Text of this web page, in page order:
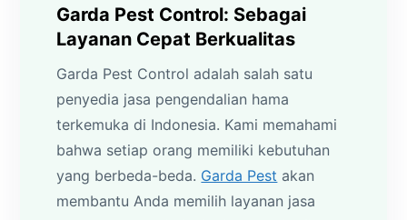
Garda Pest Control: Sebagai
Layanan Cepat Berkualitas
Garda Pest Control adalah salah satu
penyedia jasa pengendalian hama
terkemuka di Indonesia. Kami memahami
bahwa setiap orang memiliki kebutuhan
yang berbeda-beda. Garda Pest akan
membantu Anda memilih layanan jasa